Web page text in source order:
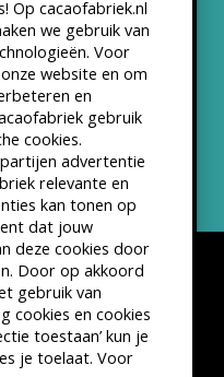
Op cacaofabriek.nl
we gebruik van
Voor
website en om
en
gebruik
cookies.
advertentie
relevante en
kan tonen op
dat jouw
deze cookies door
Door op akkoord
gebruik van
cookies en cookies
toestaan’ kun je
je toelaat. Voor
Kleine lettertjes